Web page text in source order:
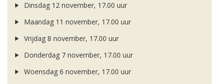
Dinsdag 12 november, 17.00 uur
Maandag 11 november, 17.00 uur
Vrijdag 8 november, 17.00 uur
Donderdag 7 november, 17.00 uur
Woensdag 6 november, 17.00 uur